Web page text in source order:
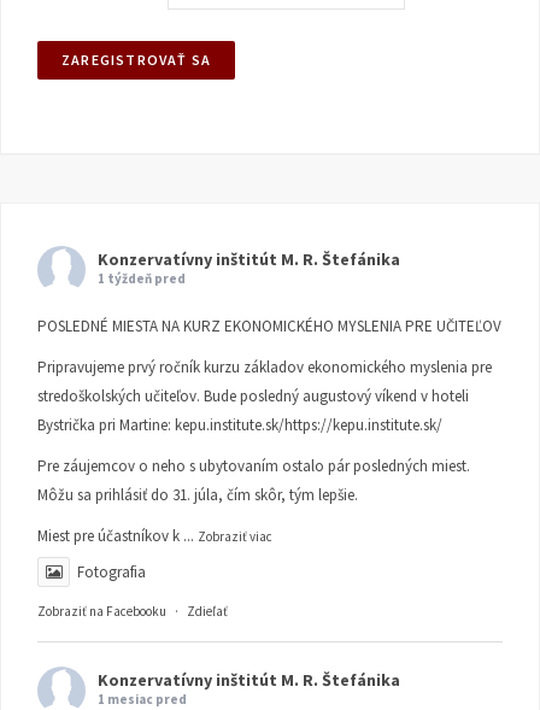
Konzervatívny inštitút M. R. Štefánika
1 týždeň pred
POSLEDNÉ MIESTA NA KURZ EKONOMICKÉHO MYSLENIA PRE UČITEĽOV
Pripravujeme prvý ročník kurzu základov ekonomického myslenia pre
stredoškolských učiteľov. Bude posledný augustový víkend v hoteli
Bystrička pri Martine: kepu.institute.sk/https://kepu.institute.sk/
Pre záujemcov o neho s ubytovaním ostalo pár posledných miest.
Môžu sa prihlásiť do 31. júla, čím skôr, tým lepšie.
Miest pre účastníkov k ... Zobraziť viac
Fotografia
Zobraziť na Facebooku · Zdieľať
Konzervatívny inštitút M. R. Štefánika
1 mesiac pred